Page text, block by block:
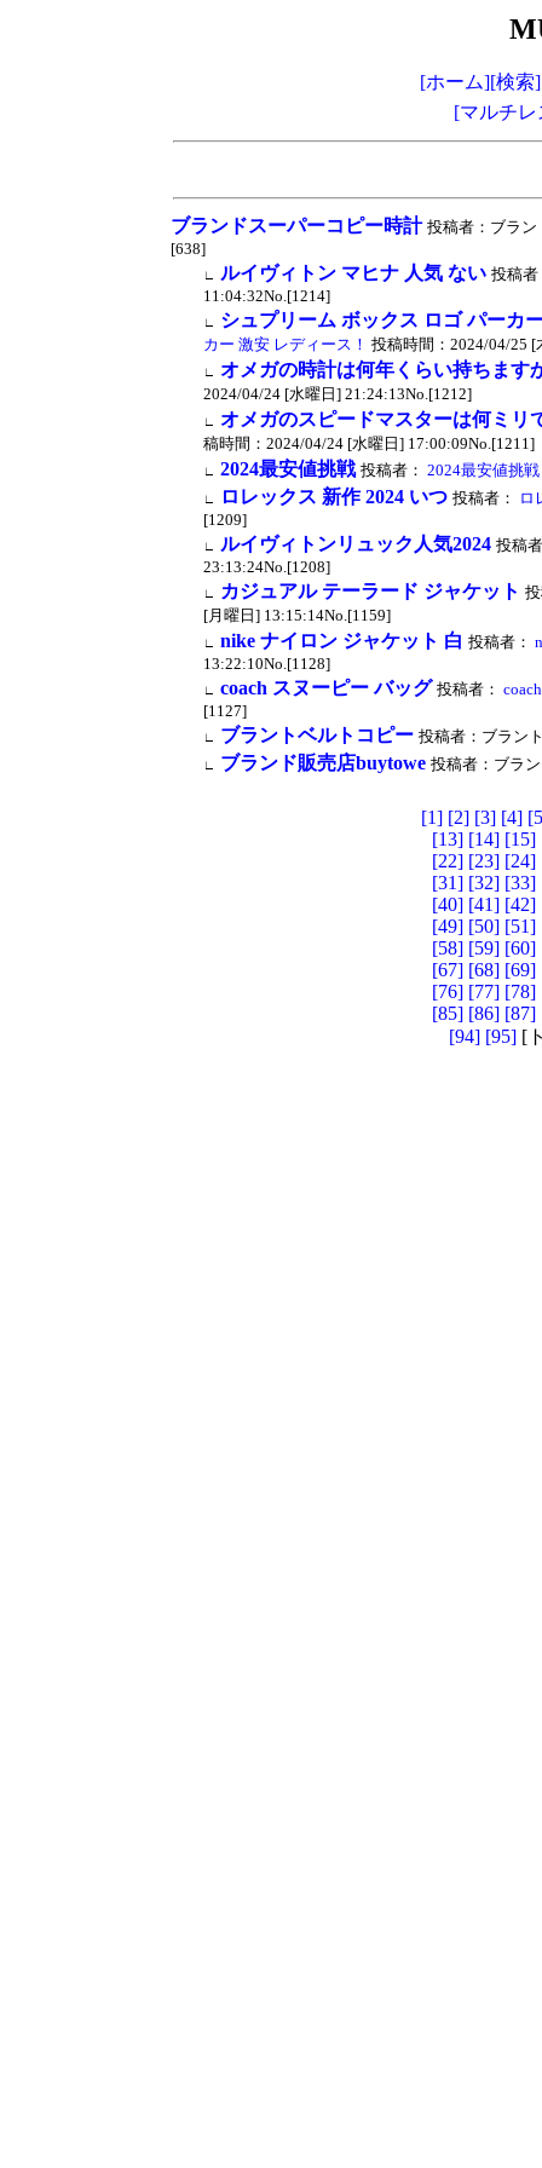
[ホーム][検索]
[マルチ
ブランドスーパーコピー時計 投稿者：ブラン
[638]
∟ ルイヴィトン マヒナ 人気 ない 投稿者
11:04:32No.[1214]
∟ シュプリーム ボックス ロゴ パーカ
カー 激安 レディース！ 投稿時間：2024/04/25
∟ オメガの時計は何年くらい持ちます
2024/04/24 [水曜日] 21:24:13No.[1212]
∟ オメガのスピードマスターは何ミリ
稿時間：2024/04/24 [水曜日] 17:00:09No.[1211]
∟ 2024最安値挑戦 投稿者： 2024最安値挑戦
∟ ロレックス 新作 2024 いつ 投稿者：
ロ
[1209]
∟ ルイヴィトンリュック人気2024 投稿
23:13:24No.[1208]
∟ カジュアル テーラード ジャケット
[月曜日] 13:15:14No.[1159]
∟ nike ナイロン ジャケット 白 投稿者：
13:22:10No.[1128]
∟ coach スヌーピー バッグ 投稿者：
[1127]
∟ ブラントベルトコピー 投稿者：ブラン
∟ ブランド販売店buytowe 投稿者：ブラ
[1] [2] [3] [4]
[13] [14] [15]
[22] [23] [24]
[31] [32] [33]
[40] [41] [42]
[49] [50] [51]
[58] [59] [60]
[67] [68] [69]
[76] [77] [78]
[85] [86] [87]
[94] [95] [